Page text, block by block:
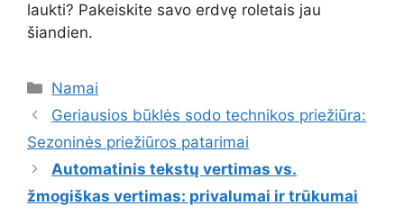
laukti? Pakeiskite savo erdvę roletais jau
šiandien.
Kategorijos
Namai
Geriausios būklės sodo technikos priežiūra:
Sezoninės priežiūros patarimai
Automatinis tekstų vertimas vs.
žmogiškas vertimas: privalumai ir trūkumai